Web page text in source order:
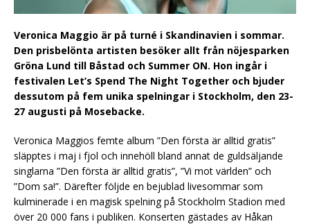
Veronica Maggio är på turné i Skandinavien i sommar.
Den prisbelönta artisten besöker allt från nöjesparken
Gröna Lund till Båstad och Summer ON. Hon ingår i
festivalen Let’s Spend The Night Together och bjuder
dessutom på fem unika spelningar i Stockholm, den 23-
27 augusti på Mosebacke.
Veronica Maggios femte album ”Den första är alltid gratis”
släpptes i maj i fjol och innehöll bland annat de guldsäljande
singlarna ”Den första är alltid gratis”, ”Vi mot världen” och
”Dom sa!”. Därefter följde en bejublad livesommar som
kulminerade i en magisk spelning på Stockholm Stadion med
över 20 000 fans i publiken. Konserten gästades av Håkan